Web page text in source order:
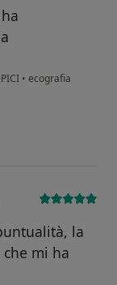
• ecografia
la
mi ha